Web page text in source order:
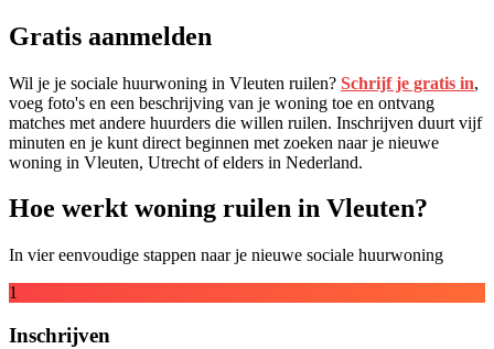
Gratis aanmelden
Wil je je sociale huurwoning in Vleuten ruilen? Schrijf je gratis in,
voeg foto's en een beschrijving van je woning toe en ontvang
matches met andere huurders die willen ruilen. Inschrijven duurt vijf
minuten en je kunt direct beginnen met zoeken naar je nieuwe
woning in Vleuten, Utrecht of elders in Nederland.
Hoe werkt woning ruilen in Vleuten?
In vier eenvoudige stappen naar je nieuwe sociale huurwoning
1
Inschrijven